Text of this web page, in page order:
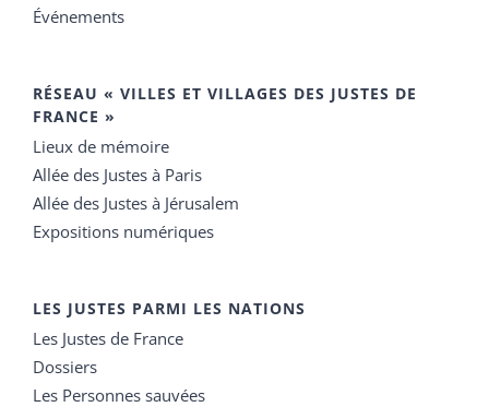
Événements
RÉSEAU « VILLES ET VILLAGES DES JUSTES DE
FRANCE »
Lieux de mémoire
Allée des Justes à Paris
Allée des Justes à Jérusalem
Expositions numériques
LES JUSTES PARMI LES NATIONS
Les Justes de France
Dossiers
Les Personnes sauvées